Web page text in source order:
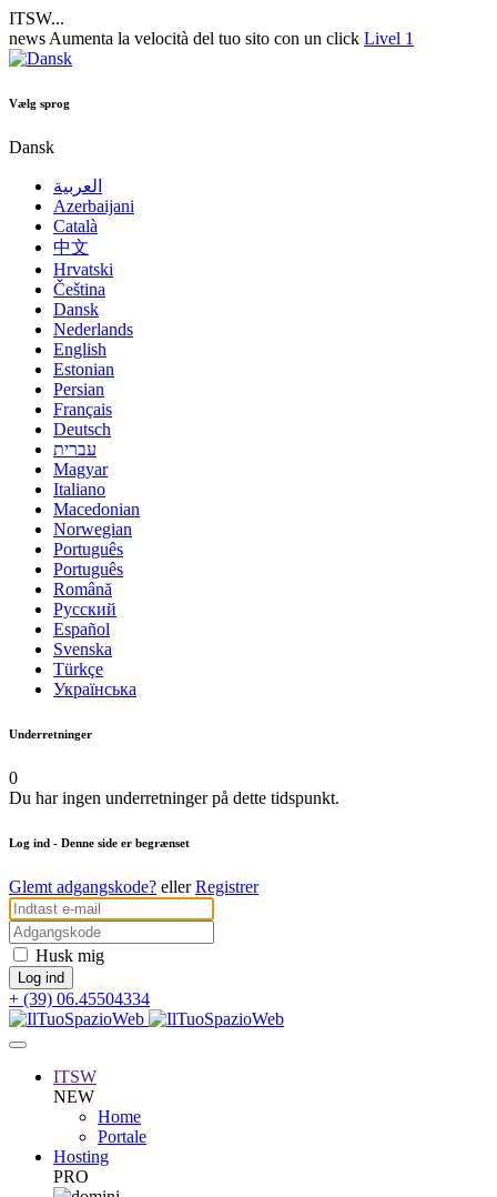
ITSW...
news Aumenta la velocità del tuo sito con un click Livel 1
Vælg sprog
Dansk
العربية
Azerbaijani
Català
中文
Hrvatski
Čeština
Dansk
Nederlands
English
Estonian
Persian
Français
Deutsch
עברית
Magyar
Italiano
Macedonian
Norwegian
Português
Português
Română
Русский
Español
Svenska
Türkçe
Українська
Underretninger
0
Du har ingen underretninger på dette tidspunkt.
Log ind - Denne side er begrænset
Glemt adgangskode? ellerRegistrer
Husk mig
+ (39) 06.45504334
ITSW
NEW
Home
Portale
Hosting
PRO